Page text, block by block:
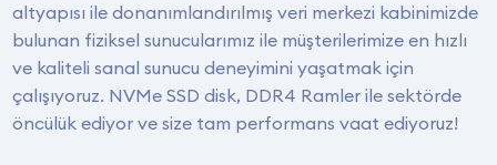
altyapısı ile donanımlandırılmış veri merkezi kabinimizde
bulunan fiziksel sunucularımız ile müşterilerimize en hızlı
ve kaliteli sanal sunucu deneyimini yaşatmak için
çalışıyoruz. NVMe SSD disk, DDR4 Ramler ile sektörde
öncülük ediyor ve size tam performans vaat ediyoruz!